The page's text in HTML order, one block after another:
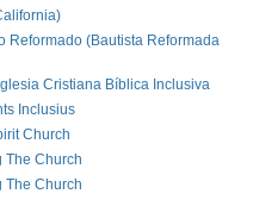
Reformado (Bautista Reformada
Cristiana Bíblica Inclusiva
Inclusius
Church
The Church
The Church